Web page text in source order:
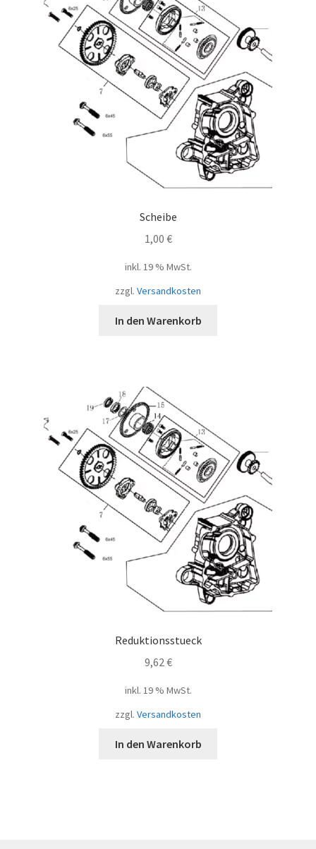
Scheibe
1,00 €
inkl. 19 % MwSt.
zzgl. Versandkosten
In den Warenkorb
Reduktionsstueck
9,62 €
inkl. 19 % MwSt.
zzgl. Versandkosten
In den Warenkorb